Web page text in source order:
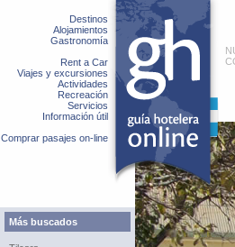
Destinos
Alojamientos
Gastronomía
Rent a Car
Viajes y excursiones
Actividades
Recreación
Servicios
Información útil
Comprar pasajes on-line
Más buscados